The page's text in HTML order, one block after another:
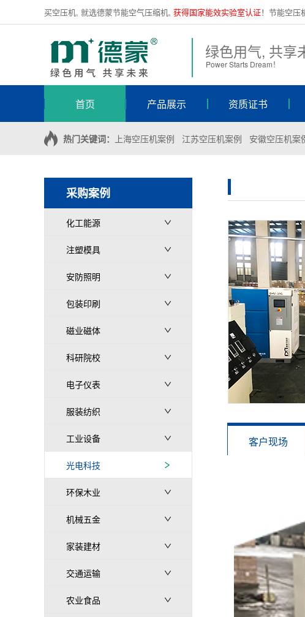
买空压机, 就选德蒙节能空气压缩机, 获得国家能效实验室认证！节能空压
绿色用气, 共享
Power Starts Dream！
首页 产品展示 资质证书
热门关键词： 上海空压机案例 江苏空压机案例 安徽空压机案
采购案例
化工能源
注塑模具
安防照明
包装印刷
磁业磁体
科研院校
电子仪表
服装纺织
工业设备
光电科技
环保木业
机械五金
家装建材
交通运输
农业食品
客户现场